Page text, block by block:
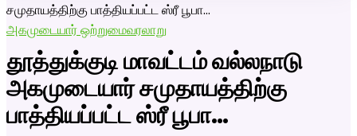
சமுதாயத்திற்கு பாத்தியப்பட்ட ஸ்ரீ பூபா…
அகமுடையார் ஒற்றுமைவரலாறு
தூத்துக்குடி மாவட்டம் வல்லநாடு
அகமுடையார் சமுதாயத்திற்கு
பாத்தியப்பட்ட ஸ்ரீ பூபா…